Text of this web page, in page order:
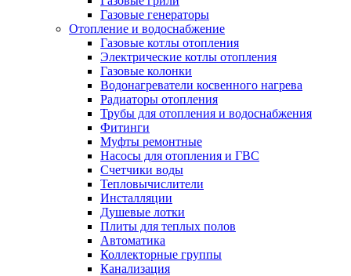
Газовые генераторы
Отопление и водоснабжение
Газовые котлы отопления
Электрические котлы отопления
Газовые колонки
Водонагреватели косвенного нагрева
Радиаторы отопления
Трубы для отопления и водоснабжения
Фитинги
Муфты ремонтные
Насосы для отопления и ГВС
Счетчики воды
Тепловычислители
Инсталляции
Душевые лотки
Плиты для теплых полов
Автоматика
Коллекторные группы
Канализация